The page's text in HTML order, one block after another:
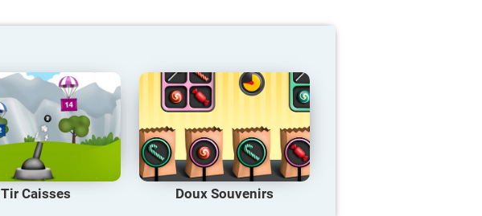
Tir Caisses Doux Souvenirs